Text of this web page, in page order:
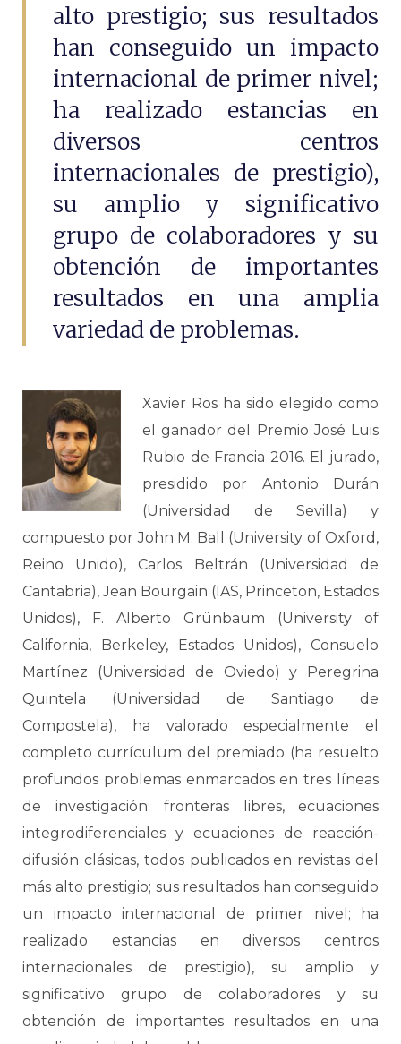
alto prestigio; sus resultados
han conseguido un impacto
internacional de primer nivel;
ha realizado estancias en
diversos centros
internacionales de prestigio),
su amplio y significativo
grupo de colaboradores y su
obtención de importantes
resultados en una amplia
variedad de problemas.
Xavier Ros ha sido elegido como
el ganador del Premio José Luis
Rubio de Francia 2016. El jurado,
presidido por Antonio Durán
(Universidad de Sevilla) y
compuesto por John M. Ball (University of Oxford,
Reino Unido), Carlos Beltrán (Universidad de
Cantabria), Jean Bourgain (IAS, Princeton, Estados
Unidos), F. Alberto Grünbaum (University of
California, Berkeley, Estados Unidos), Consuelo
Martínez (Universidad de Oviedo) y Peregrina
Quintela (Universidad de Santiago de
Compostela), ha valorado especialmente el
completo currículum del premiado (ha resuelto
profundos problemas enmarcados en tres líneas
de investigación: fronteras libres, ecuaciones
integrodiferenciales y ecuaciones de reacción-
difusión clásicas, todos publicados en revistas del
más alto prestigio; sus resultados han conseguido
un impacto internacional de primer nivel; ha
realizado estancias en diversos centros
internacionales de prestigio), su amplio y
significativo grupo de colaboradores y su
obtención de importantes resultados en una